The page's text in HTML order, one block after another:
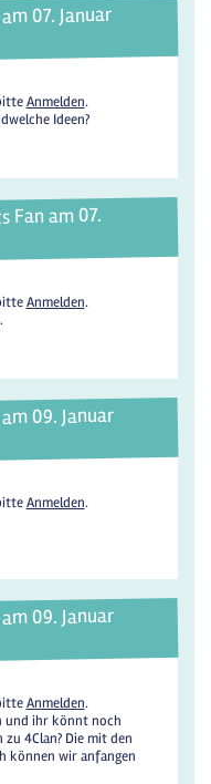
07. Januar
Anmelden.
Ideen?
Fan am 07.
Anmelden.
09. Januar
Anmelden.
09. Januar
Anmelden.
und ihr könnt noch
4Clan? Die mit den
können wir anfangen